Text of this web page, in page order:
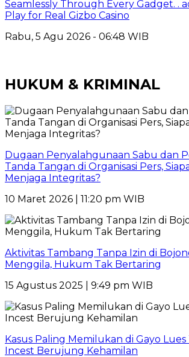
Seamlessly Through Every Gadget. .
Play for Real Gizbo Casino
Rabu, 5 Agu 2026 - 06:48 WIB
HUKUM & KRIMINAL
Dugaan Penyalahgunaan Sabu dan
Tanda Tangan di Organisasi Pers,
Menjaga Integritas?
10 Maret 2026 | 11:20 pm WIB
Aktivitas Tambang Tanpa Izin di
Menggila, Hukum Tak Bertaring
15 Agustus 2025 | 9:49 pm WIB
Kasus Paling Memilukan di Gayo
Incest Berujung Kehamilan